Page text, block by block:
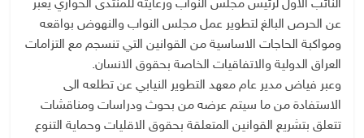
النائب الاول لرئيس مجلس النواب ورعايته للمنتدى الحواري يعبر
عن الحرص البالغ لتطوير عمل مجلس النواب والنهوض بواقعه
ومواكبة الحاجات الاساسية من القوانين التي تنسجم مع التزامات
العراق الدولية والاتفاقيات الخاصة بحقوق الانسان.
وعبر فياض مدير عام معهد التطوير النيابي عن تطلعه الى
الاستفادة من ما سيتم عرضه من بحوث ودراسات ومناقشات
تتعلق بتشريع القوانين المتعلقة بحقوق الاقليات وحماية التنوع